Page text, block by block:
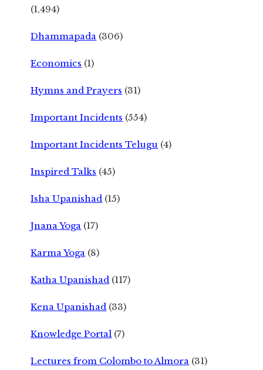
(1,494)
Dhammapada (306)
Economics (1)
Hymns and Prayers (31)
Important Incidents (554)
Important Incidents Telugu (4)
Inspired Talks (45)
Isha Upanishad (15)
Jnana Yoga (17)
Karma Yoga (8)
Katha Upanishad (117)
Kena Upanishad (33)
Knowledge Portal (7)
Lectures from Colombo to Almora (31)